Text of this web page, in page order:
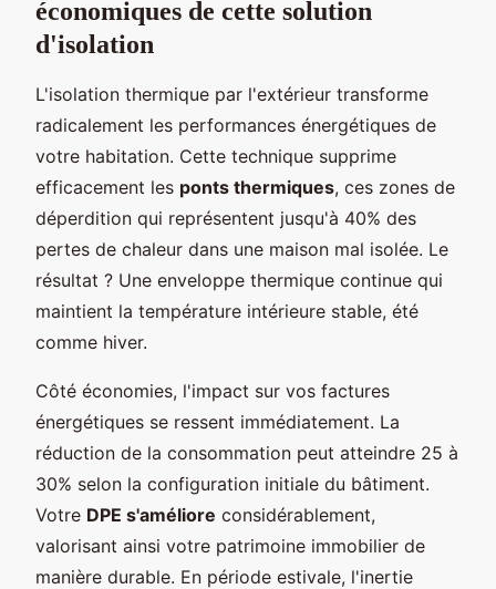
économiques de cette solution
d'isolation
L'isolation thermique par l'extérieur transforme
radicalement les performances énergétiques de
votre habitation. Cette technique supprime
efficacement les ponts thermiques, ces zones de
déperdition qui représentent jusqu'à 40% des
pertes de chaleur dans une maison mal isolée. Le
résultat ? Une enveloppe thermique continue qui
maintient la température intérieure stable, été
comme hiver.
Côté économies, l'impact sur vos factures
énergétiques se ressent immédiatement. La
réduction de la consommation peut atteindre 25 à
30% selon la configuration initiale du bâtiment.
Votre DPE s'améliore considérablement,
valorisant ainsi votre patrimoine immobilier de
manière durable. En période estivale, l'inertie